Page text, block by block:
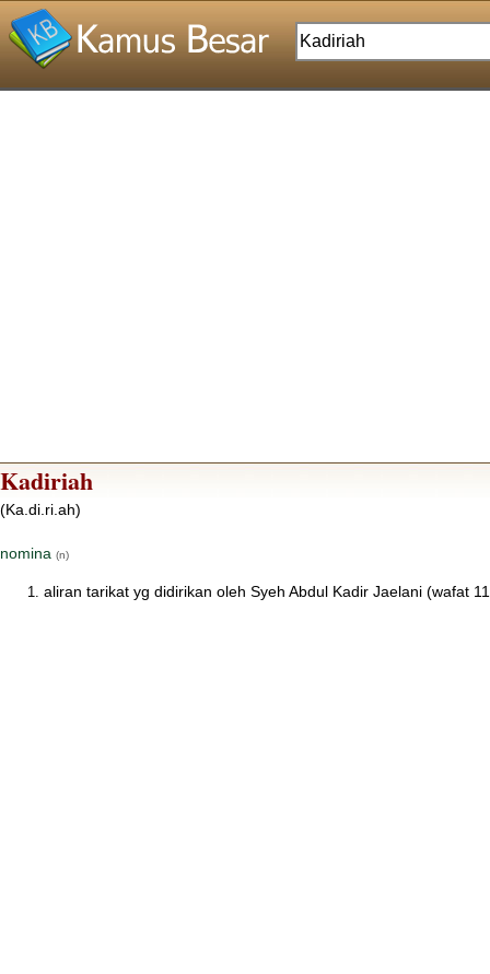
Kadiriah
(Ka.di.ri.ah)
nomina (n)
aliran tarikat yg didirikan oleh Syeh Abdul Kadir Jaelani (wafat